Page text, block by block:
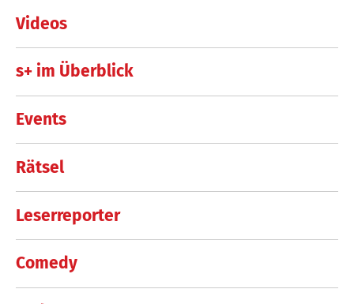
Videos
s+ im Überblick
Events
Rätsel
Leserreporter
Comedy